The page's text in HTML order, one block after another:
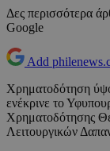
Δες περισσότερα
Google
Add
Χρηματοδότηση
ενέκρινε το
Χρηματοδότησης
Λειτουργικών